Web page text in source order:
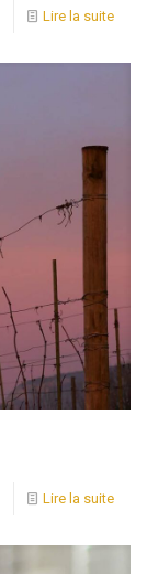
Lire la suite
Lire la suite